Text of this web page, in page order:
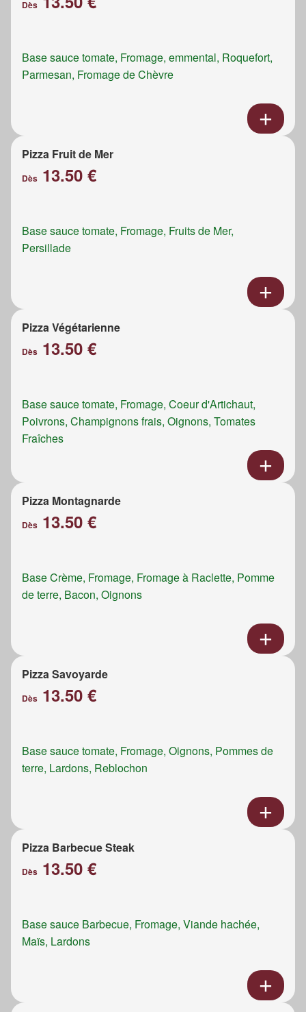
Dès
Base sauce tomate, Fromage, emmental, Roquefort,
Parmesan, Fromage de Chèvre
Pizza Fruit de Mer
Dès 13.50 €
Base sauce tomate, Fromage, Fruits de Mer,
Persillade
Pizza Végétarienne
Dès 13.50 €
Base sauce tomate, Fromage, Coeur d'Artichaut,
Poivrons, Champignons frais, Oignons, Tomates
Fraîches
Pizza Montagnarde
Dès 13.50 €
Base Crème, Fromage, Fromage à Raclette, Pomme
de terre, Bacon, Oignons
Pizza Savoyarde
Dès 13.50 €
Base sauce tomate, Fromage, Oignons, Pommes de
terre, Lardons, Reblochon
Pizza Barbecue Steak
Dès 13.50 €
Base sauce Barbecue, Fromage, Viande hachée,
Maïs, Lardons